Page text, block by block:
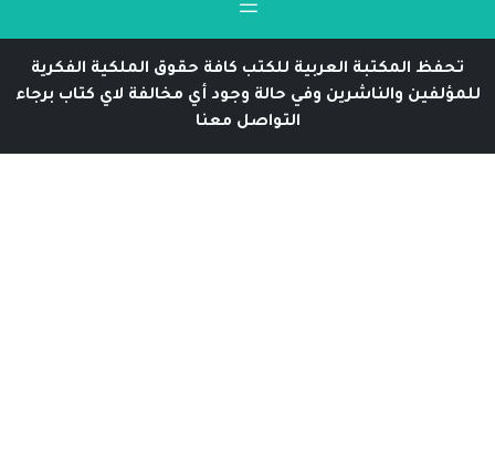
تحفظ المكتبة العربية للكتب كافة حقوق الملكية الفكرية
للمؤلفين والناشرين وفي حالة وجود أي مخالفة لاي كتاب برجاء
التواصل معنا